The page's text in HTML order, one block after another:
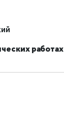
работах